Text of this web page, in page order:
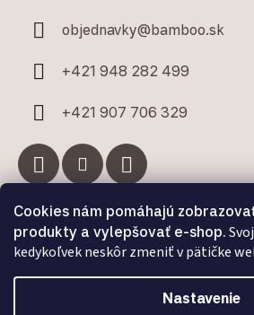
Cookies nám pomáhajú
produkty a vylepšovať e-shop.
kedykoľvek neskôr zmeniť v pätičke
Nastavenie
objednavky@bamboo.sk
+421 948 282 499
+421 907 706 329
Facebook